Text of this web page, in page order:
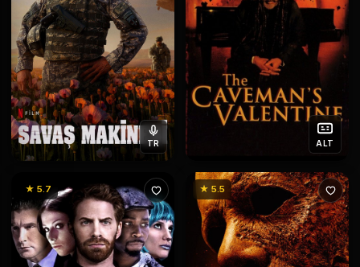
TR ALT
★ 5.7 ★ 5.5